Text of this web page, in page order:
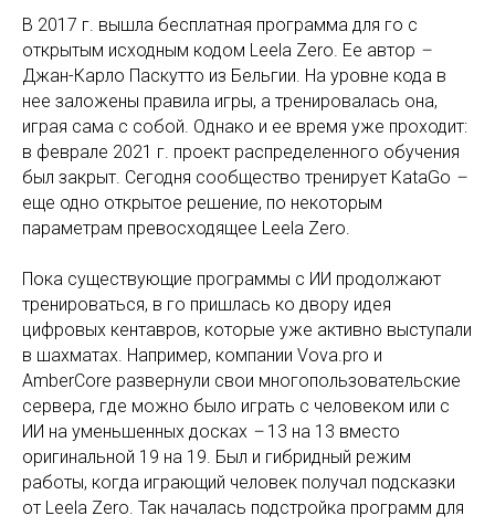
В 2017 г. вышла бесплатная программа для го с
открытым исходным кодом Leela Zero. Ее автор –
Джан-Карло Паскутто из Бельгии. На уровне кода в
нее заложены правила игры, а тренировалась она,
играя сама с собой. Однако и ее время уже проходит:
в феврале 2021 г. проект распределенного обучения
был закрыт. Сегодня сообщество тренирует KataGo –
еще одно открытое решение, по некоторым
параметрам превосходящее Leela Zero.
Пока существующие программы с ИИ продолжают
тренироваться, в го пришлась ко двору идея
цифровых кентавров, которые уже активно выступали
в шахматах. Например, компании Vova.pro и
AmberCore развернули свои многопользовательские
сервера, где можно было играть с человеком или с
ИИ на уменьшенных досках –13 на 13 вместо
оригинальной 19 на 19. Был и гибридный режим
работы, когда играющий человек получал подсказки
от Leela Zero. Так началась подстройка программ для